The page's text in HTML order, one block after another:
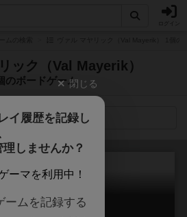
ック（Val Mayerik）
のボードゲーム
検索メニュー
フォーリング
閉じる
イ履歴を記録し
しませんか？
ーマを利用中！
ームを記録する